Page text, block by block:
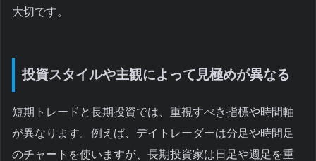
大切です。
投資スタイルや主観によって見極めが異なる
短期トレードと長期投資では、重視すべき指標や時間軸
が異なります。例えば、デイトレーダーは分足や時間足
のチャートを使いますが、長期投資家は日足や週足を重